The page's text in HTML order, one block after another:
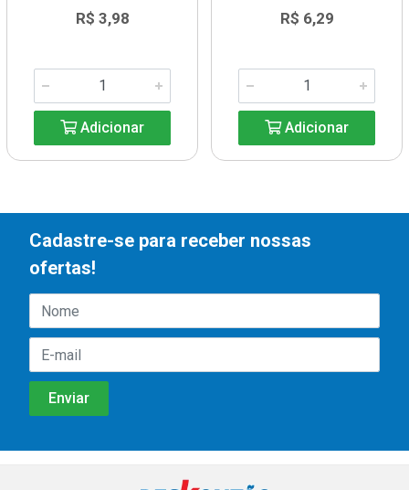
R$ 3,98
Adicionar
R$ 6,29
Adicionar
Cadastre-se para receber nossas
ofertas!